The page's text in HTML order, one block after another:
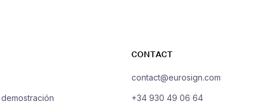
CONTACT
contact@eurosign.com
+34 930 49 06 64